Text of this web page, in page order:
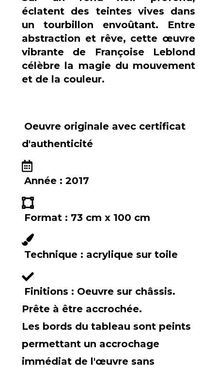
éclatent des teintes vives dans
un tourbillon envoûtant. Entre
abstraction et rêve, cette œuvre
vibrante de Françoise Leblond
célèbre la magie du mouvement
et de la couleur.
Oeuvre originale avec certificat
d'authenticité
Année : 2017
Format : 73 cm x 100 cm
Technique : acrylique sur toile
Finitions : Oeuvre sur châssis.
Prête à être accrochée.
Les bords du tableau sont peints
permettant un accrochage
immédiat de l'œuvre sans